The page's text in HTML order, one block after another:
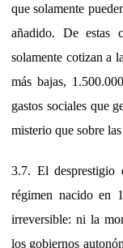
que solamente
añadido. De estas
solamente cotizan a
más bajas,
gastos sociales que
misterio que sobre
3.7. El desprestigio
régimen nacido en
irreversible: ni la
los gobiernos